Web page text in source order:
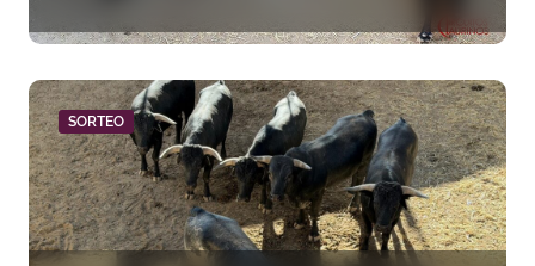
Santa María esta noche
SORTEO